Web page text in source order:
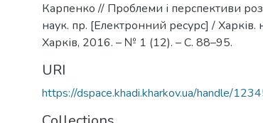
Карпенко // Проблеми і перспективи
наук. пр. [Електронний ресурс] / Харків.
Харків, 2016. – № 1 (12). – С. 88–95.
URI
https://dspace.khadi.kharkov.ua/handle/